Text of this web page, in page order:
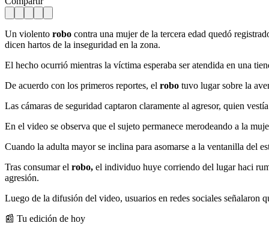
Un violento robo contra una mujer de la tercera edad quedó
dicen hartos de la inseguridad en la zona.
El hecho ocurrió mientras la víctima esperaba ser atendida en una
De acuerdo con los primeros reportes, el robo tuvo lugar sobre la
Las cámaras de seguridad captaron claramente al agresor, quien
En el video se observa que el sujeto permanece merodeando a la
Cuando la adulta mayor se inclina para asomarse a la ventanilla del
Tras consumar el robo, el individuo huye corriendo del lugar haci
agresión.
Luego de la difusión del video, usuarios en redes sociales señalaron
📰 Tu edición de hoy